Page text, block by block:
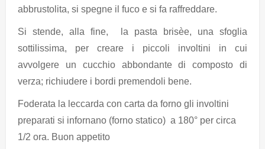
abbrustolita, si spegne il fuco e si fa raffreddare.
Si stende, alla fine, la pasta brisèe, una sfoglia
sottilissima, per creare i piccoli involtini in cui
avvolgere un cucchio abbondante di composto di
verza; richiudere i bordi premendoli bene.
Foderata la leccarda con carta da forno gli involtini
preparati si infornano (forno statico) a 180° per circa
1/2 ora. Buon appetito